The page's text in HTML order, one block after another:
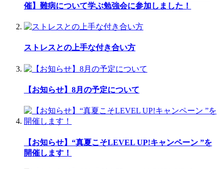
催】難病について学ぶ勉強会に参加しました！
ストレスとの上手な付き合い方
【お知らせ】8月の予定について
【お知らせ】“真夏こそLEVEL UP!キャンペーン ”を
開催します！